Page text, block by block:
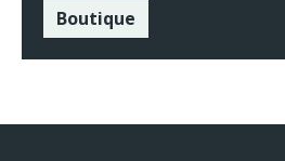
Boutique